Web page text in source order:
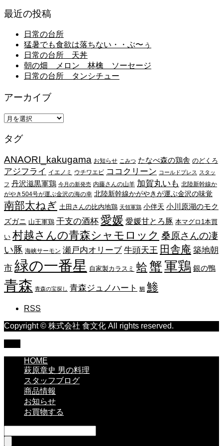
最近の投稿
日常の台所
猛暑でも食欲は落ちない・・ぶ〜ぅ
日常の台所 天丼
朝の畑 メロン 林檎 ソーセージ
日常の台所 タンシチュー
アーカイブ
ア
カ
ブ
タグ
ANAORI_kakugama お知らせ こみつ たなべ森の鶏舎 のどくろ
アジフライ イエノミ ウチワエビ ココクリーン コールドプレス スタッ
フ 丹沢滋黒軍鶏 今月の新発売 内藤さんの山羊 加賀丸いも 北陸新幹線か
がやき504号が運ぶ金沢の海の幸 北陸新幹線かがやきが運ぶ金沢の味覚
南部太ねぎ 土田さんの比内地鶏 天領軍鶏 小伴天 小川原湖のモク
ズガニ 山王軍鶏 干支の酒杯 愛媛 愛媛甘とろ豚 本マグロ1本買
い 村越さんの青森シャモロック 桑原さんの凄
い豚 海峡サーモン 瀬戸内オリーブ 牛頭天王 田舎庵 築地朝
市 緑の一番星 自家製カラスミ 蛤 蟹軍鶏 銀の鴨
青森 青森の宝探し 青森ジュノハート 鯛 鯵
RSS
Copyright © 株式会社 食文化 All rights reserved.
HOME
萩原章史 男の料理
スタッフブログ
商品情報
お知らせ
お買物する